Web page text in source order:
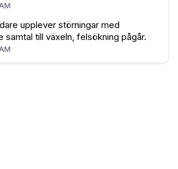
upplever störningar med
samtal till växeln, felsökning pågår.